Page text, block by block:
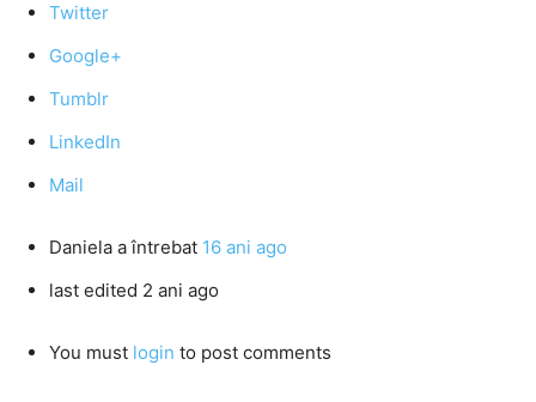
Twitter
Google+
Tumblr
LinkedIn
Mail
Daniela a întrebat 16 ani ago
last edited 2 ani ago
You must login to post comments